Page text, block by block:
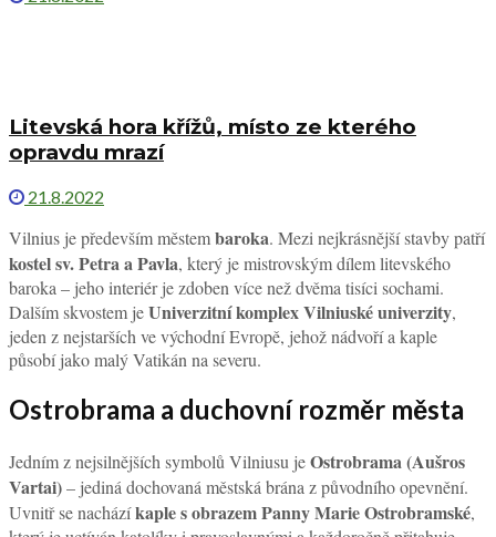
Litevská hora křížů, místo ze kterého
opravdu mrazí
21.8.2022
Vilnius je především městembaroka. Mezi nejkrásnější stavby patří
kostel sv. Petra a Pavla, který je mistrovským dílem litevského
baroka – jeho interiér je zdoben více než dvěma tisíci sochami.
Dalším skvostem jeUniverzitní komplex Vilniuské univerzity,
jeden z nejstarších ve východní Evropě, jehož nádvoří a kaple
působí jako malý Vatikán na severu.
Ostrobrama a duchovní rozměr města
Jedním z nejsilnějších symbolů Vilniusu jeOstrobrama (Aušros
Vartai)– jediná dochovaná městská brána z původního opevnění.
Uvnitř se nacházíkaple s obrazem Panny Marie Ostrobramské,